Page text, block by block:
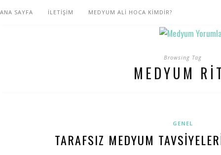
ANA SAYFA İLETİŞİM MEDYUM ALİ HOCA KİMDİR?
Browsing Tag
MEDYUM
GENEL
TARAFSIZ MEDYUM